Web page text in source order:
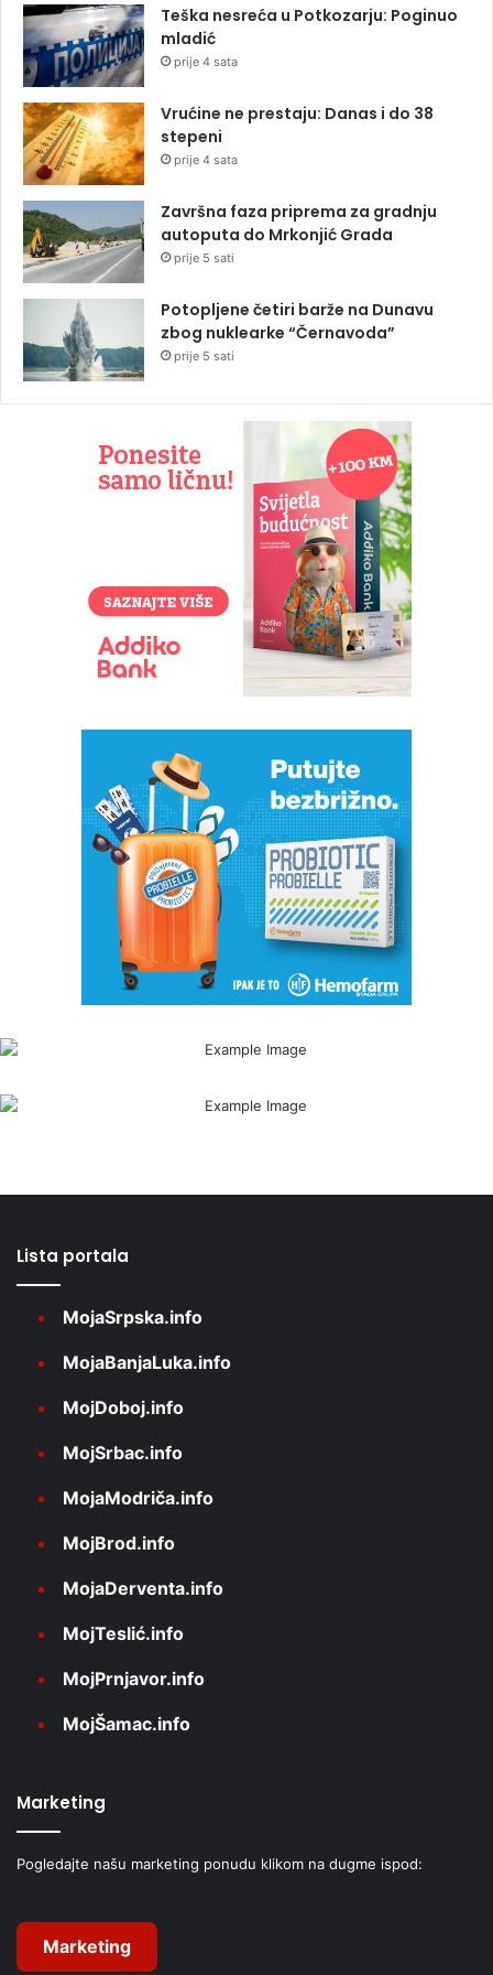
Teška nesreća u Potkozarju: Poginuo
mladić
prije 4 sata
Vrućine ne prestaju: Danas i do 38
stepeni
prije 4 sata
Završna faza priprema za gradnju
autoputa do Mrkonjić Grada
prije 5 sati
Potopljene četiri barže na Dunavu
zbog nuklearke “Černavoda”
prije 5 sati
Lista portala
MojaSrpska.info
MojaBanjaLuka.info
MojDoboj.info
MojSrbac.info
MojaModriča.info
MojBrod.info
MojaDerventa.info
MojTeslić.info
MojPrnjavor.info
MojŠamac.info
Marketing
Pogledajte našu marketing ponudu klikom na dugme ispod:
Marketing